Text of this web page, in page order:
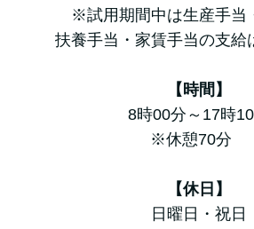
※試用期間中は生産手当
扶養手当・家賃手当の支給
【時間】
8時00分～17時
※休憩70分
【休日】
日曜日・祝日